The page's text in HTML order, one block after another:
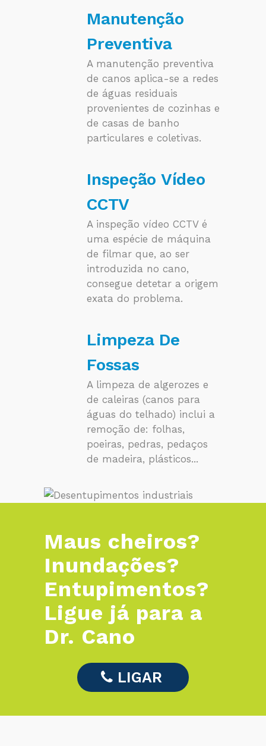
Manutenção
Preventiva
A manutenção preventiva
de canos aplica-se a redes
de águas residuais
provenientes de cozinhas e
de casas de banho
particulares e coletivas.
Inspeção Vídeo
CCTV
A inspeção vídeo CCTV é
uma espécie de máquina
de filmar que, ao ser
introduzida no cano,
consegue detetar a origem
exata do problema.
Limpeza De
Fossas
A limpeza de algerozes e
de caleiras (canos para
águas do telhado) inclui a
remoção de: folhas,
poeiras, pedras, pedaços
de madeira, plásticos...
Maus cheiros?
Inundações?
Entupimentos?
Ligue já para a
Dr. Cano
LIGAR